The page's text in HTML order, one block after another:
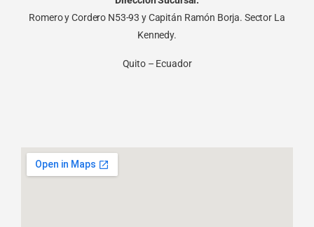
Romero y Cordero N53-93 y Capitán Ramón Borja. Sector La
Kennedy.
Quito – Ecuador